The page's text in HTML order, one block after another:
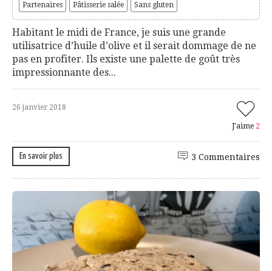
Partenaires
Pâtisserie salée Sans gluten
Habitant le midi de France, je suis une grande
utilisatrice d’huile d’olive et il serait dommage de ne
pas en profiter. Ils existe une palette de goût très
impressionnante des...
26 janvier 2018
J'aime 2
En savoir plus 3 Commentaires